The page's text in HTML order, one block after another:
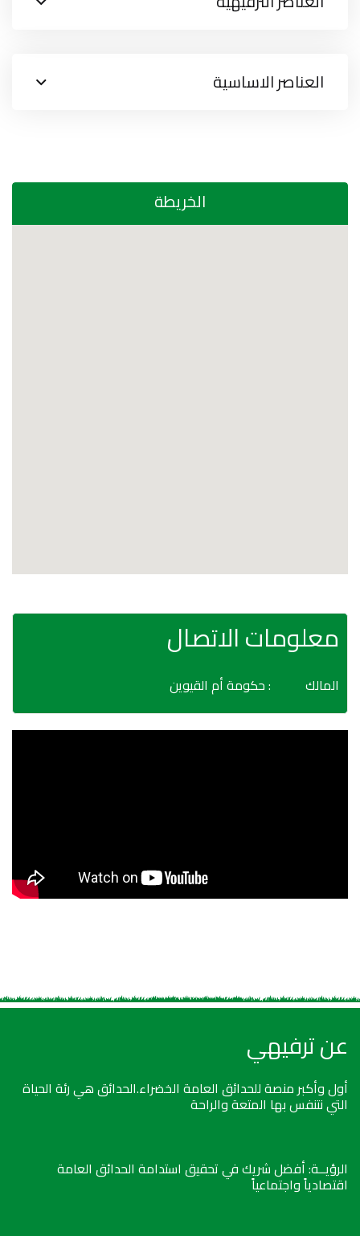
العناصر الاساسية
الخريطة
معلومات الاتصال
المالك : حكومة أم القيوين
عن ترفيهي
أول وأكبر منصة للحدائق العامة الخضراء.الحدائق هي رئة الحياة
التي نتنفس بها المتعة والراحة
الرؤيــة: أفضل شريك في تحقيق استدامة الحدائق العامة
اقتصادياً واجتماعياً